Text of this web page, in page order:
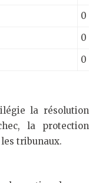
0
0
0 €
la résolution
la protection
tribunaux.